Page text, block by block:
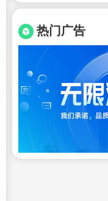
热门广告